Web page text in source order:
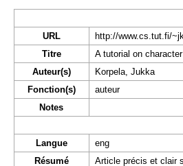
URL
http://www.cs.tut.fi/
Titre
A tutorial on
Auteur(s)
Korpela, Jukka
Fonction(s)
auteur
Notes
Langue
eng
Résumé
Article précis et clair